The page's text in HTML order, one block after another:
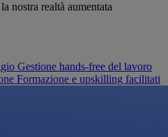
nostra realtà aumentata
Gestione hands-free del lavoro
Formazione e upskilling facilitati